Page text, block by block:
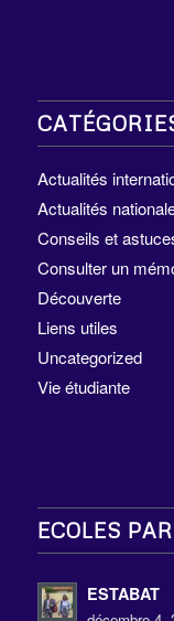
Actualités
Actualités
Conseils et
Consulter un
Découverte
Liens utiles
Uncategorized
Vie étudiante
ECOLES
ESTABAT